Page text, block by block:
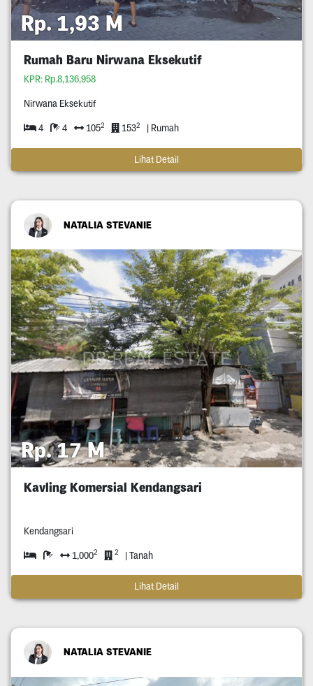
Rp. 1,93 M
Rumah Baru Nirwana Eksekutif
KPR: Rp.8,136,958
Nirwana Eksekutif
4 4 1052 1532 | Rumah
Lihat Detail
NATALIA STEVANIE
Rp. 17 M
Kavling Komersial Kendangsari
Kendangsari
1,0002 2 | Tanah
Lihat Detail
NATALIA STEVANIE